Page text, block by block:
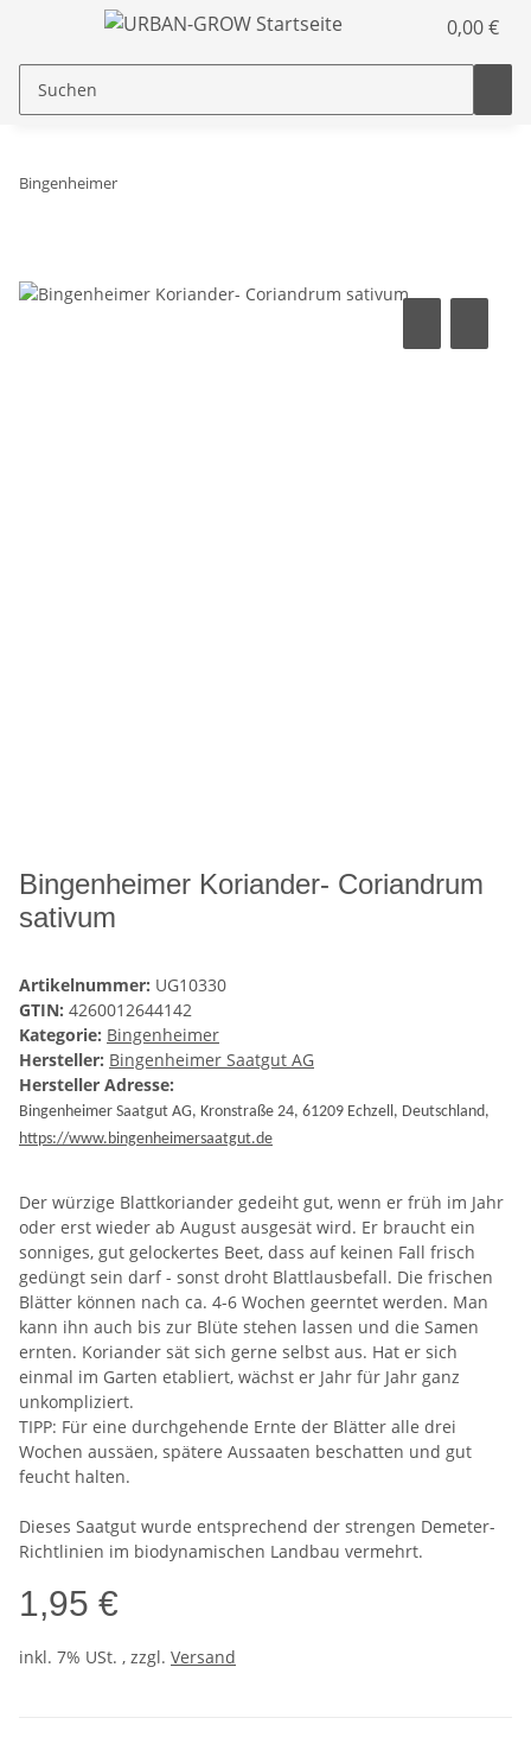
0,00 €
Bingenheimer
Bingenheimer Koriander- Coriandrum
sativum
Artikelnummer: UG10330
GTIN: 4260012644142
Kategorie: Bingenheimer
Hersteller: Bingenheimer Saatgut AG
Hersteller Adresse:
Bingenheimer Saatgut AG, Kronstraße 24, 61209 Echzell, Deutschland,
https://www.bingenheimersaatgut.de
Der würzige Blattkoriander gedeiht gut, wenn er früh im Jahr
oder erst wieder ab August ausgesät wird. Er braucht ein
sonniges, gut gelockertes Beet, dass auf keinen Fall frisch
gedüngt sein darf - sonst droht Blattlausbefall. Die frischen
Blätter können nach ca. 4-6 Wochen geerntet werden. Man
kann ihn auch bis zur Blüte stehen lassen und die Samen
ernten. Koriander sät sich gerne selbst aus. Hat er sich
einmal im Garten etabliert, wächst er Jahr für Jahr ganz
unkompliziert.
TIPP: Für eine durchgehende Ernte der Blätter alle drei
Wochen aussäen, spätere Aussaaten beschatten und gut
feucht halten.
Dieses Saatgut wurde entsprechend der strengen Demeter-
Richtlinien im biodynamischen Landbau vermehrt.
1,95 €
inkl. 7% USt. , zzgl. Versand